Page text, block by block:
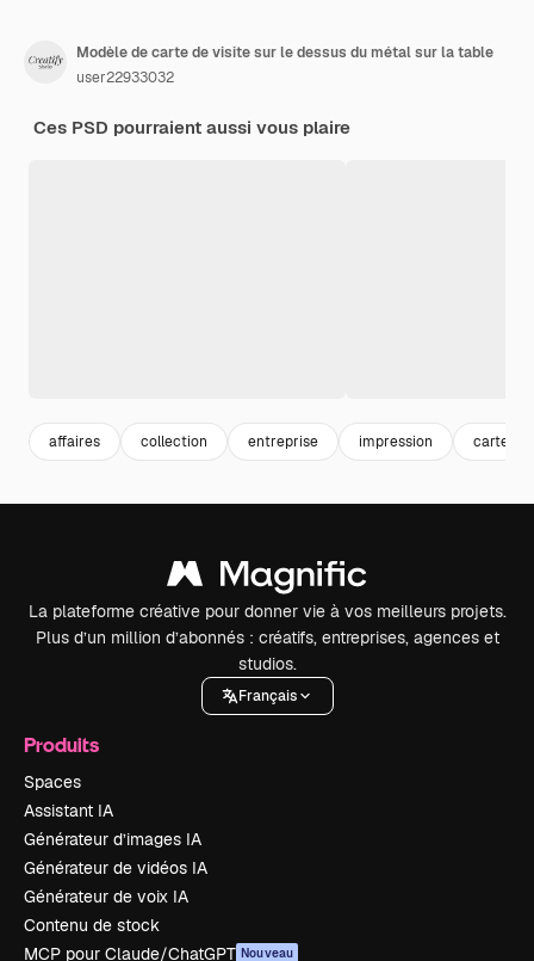
Modèle de carte de visite sur le dessus du métal sur la table
user22933032
Ces PSD pourraient aussi vous plaire
affaires collection entreprise impression carte de
La plateforme créative pour donner vie à vos meilleurs projets.
Plus d’un million d’abonnés : créatifs, entreprises, agences et
studios.
Français
Produits
Spaces
Assistant IA
Générateur d’images IA
Générateur de vidéos IA
Générateur de voix IA
Contenu de stock
MCP pour Claude/ChatGPT Nouveau